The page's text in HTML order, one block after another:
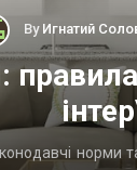
By Игнатий